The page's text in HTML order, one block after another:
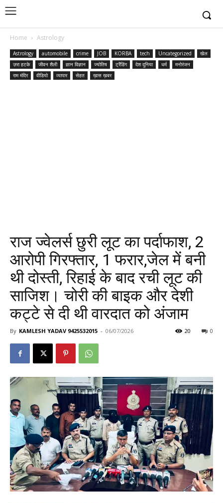
Home Astrology
Astrology automobile crime JOB KORBA tech Uncategorized
खेल
ज़रा हटके
जीवन शैली ज्ञान विज्ञान ज्योतिष ट्रैंडिंग देश दुनिया धर्म
मनोरंजन
राम मंदिर
वीडियो व्यापार सेहत ख़ास ख़बर
राज ज्वेलर्स छुरी लूट का पर्दाफाश, 2
आरोपी गिरफ्तार, 1 फरार,जेल में बनी
थी दोस्ती, रिहाई के बाद रची लूट की
साजिश। चोरी की बाइक और देशी
कट्टे से दी थी वारदात को अंजाम
By KAMLESH YADAV 9425532015 - 06/07/2026 0
20